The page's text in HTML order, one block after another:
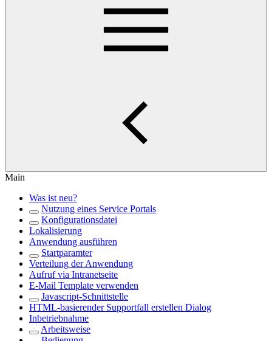
Main
Was ist neu?
Nutzung eines Service Portals
Konfigurationsdatei
Lokalisierung
Anwendung ausführen
Startparamter
Verteilung der Anwendung
Aufruf via Intranetseite
E-Mail Template verwenden
Javascript-Schnittstelle
HTML-basierender Supportfall erstellen Dialog
Inbetriebnahme
Arbeitsweise